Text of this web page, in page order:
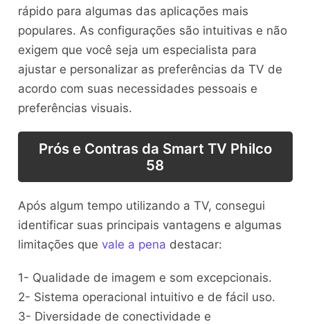
rápido para algumas das aplicações mais
populares. As configurações são intuitivas e não
exigem que você seja um especialista para
ajustar e personalizar as preferências da TV de
acordo com suas necessidades pessoais e
preferências visuais.
Prós e Contras da Smart TV Philco
58
Após algum tempo utilizando a TV, consegui
identificar suas principais vantagens e algumas
limitações que vale a pena destacar:
1- Qualidade de imagem e som excepcionais.
2- Sistema operacional intuitivo e de fácil uso.
3- Diversidade de conectividade e